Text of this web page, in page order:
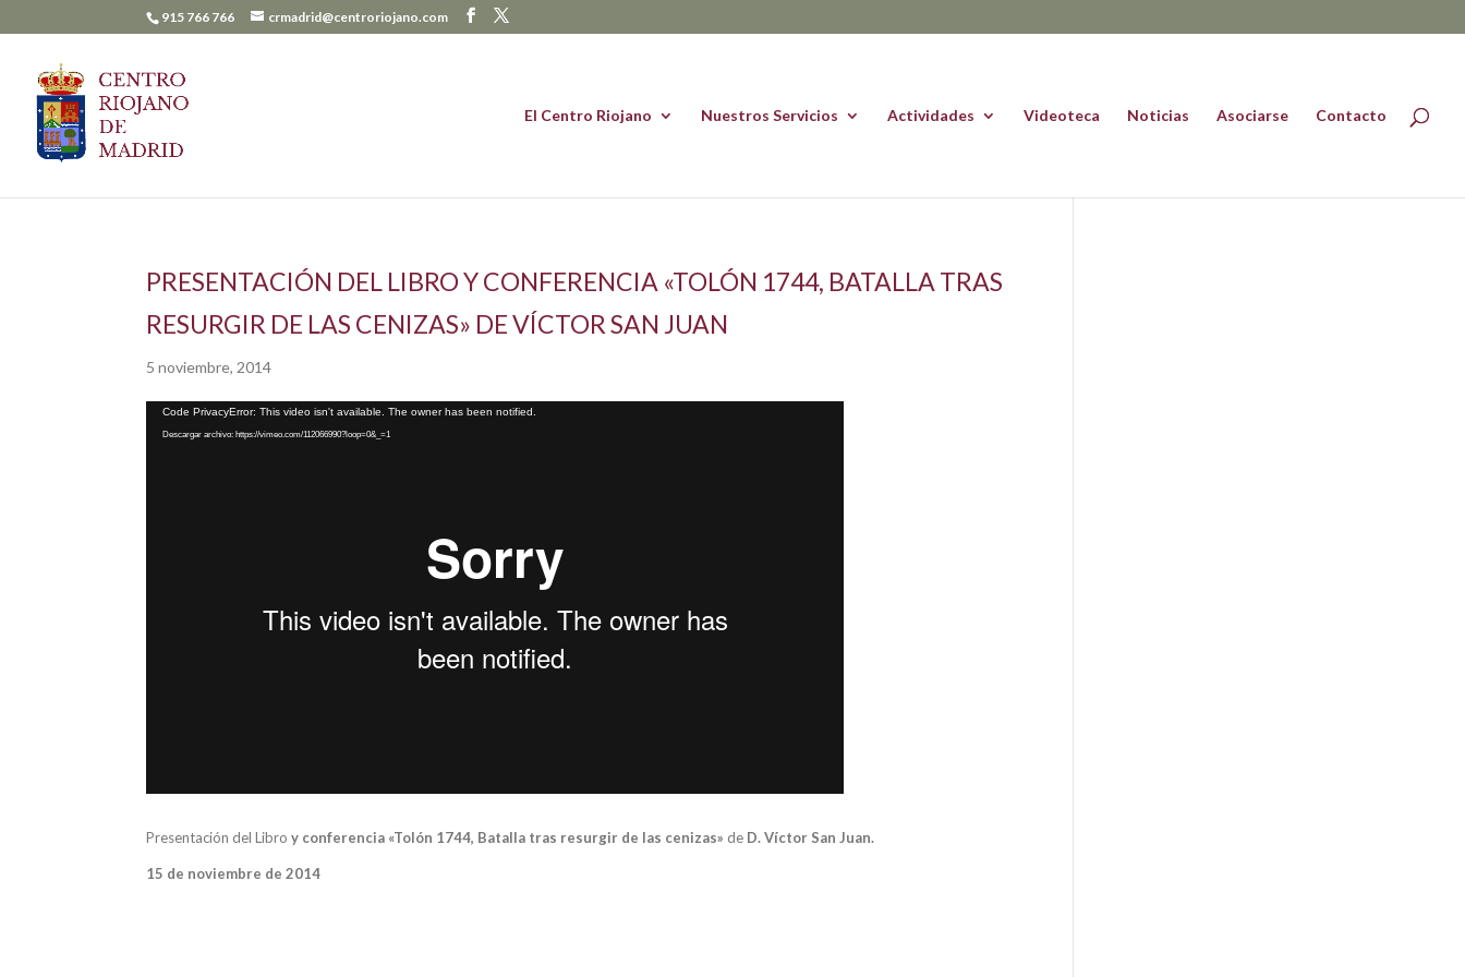
915 766 766 crmadrid@centroriojano.com
El Centro Riojano Nuestros Servicios Actividades Videoteca Noticias Asociarse Contacto
PRESENTACIÓN DEL LIBRO Y CONFERENCIA «TOLÓN 1744, BATALLA TRAS
RESURGIR DE LAS CENIZAS» DE VÍCTOR SAN JUAN
5 noviembre, 2014
Reproductor
Code PrivacyError: This video isn't available. The owner has been notified.
Descargar archivo: https://vimeo.com/112066990?loop=0&_=1
Presentación del Libro y conferencia «Tolón 1744, Batalla tras resurgir de las cenizas» de D. Víctor San Juan.
15 de noviembre de 2014